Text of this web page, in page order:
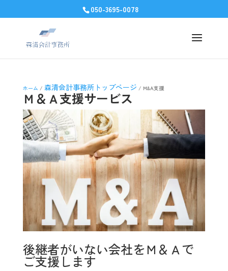
050-3695-0078
ホーム / 森清会計事務所トップページ / M&A支援
Ｍ＆Ａ支援サービス
後継者がいない会社をＭ＆Ａで
ご支援します